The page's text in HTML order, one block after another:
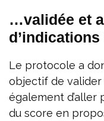
…validée et
Le protocole a
objectif de valider
également d’aller
du score en